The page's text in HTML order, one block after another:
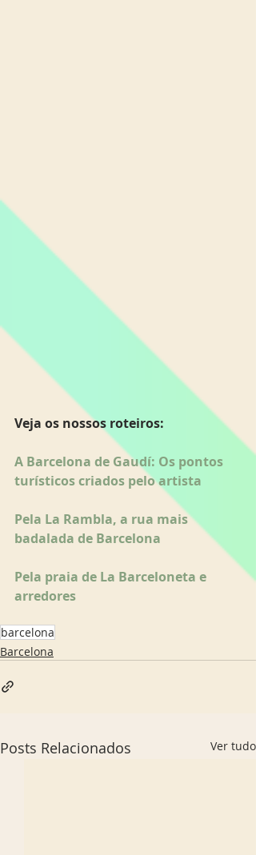
Veja os nossos roteiros:
A Barcelona de Gaudí: Os pontos
turísticos criados pelo artista
Pela La Rambla, a rua mais
badalada de Barcelona
Pela praia de La Barceloneta e
arredores
barcelona
Barcelona
Posts Relacionados Ver tudo